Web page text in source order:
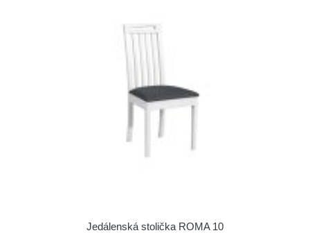
Jedálenská stolička ROMA 10